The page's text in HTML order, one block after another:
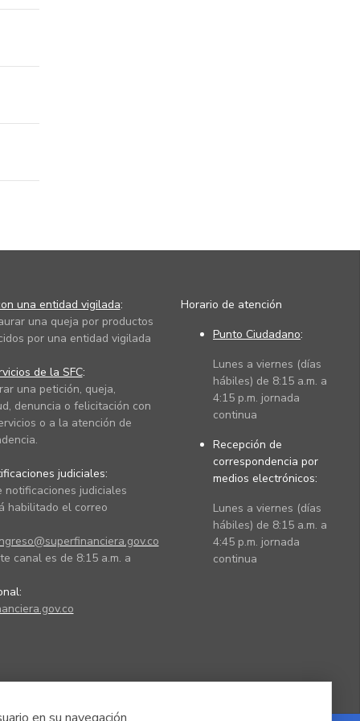
una entidad vigilada:
una queja por productos
por una entidad vigilada
de la SFC:
una petición, queja,
denuncia o felicitación con
o a la atención de
judiciales:
notificaciones judiciales
habilitado el correo
canal es de 8:15 a.m. a
Horario de atención
Punto Ciudadano:
Lunes a viernes (días
hábiles) de 8:15 a.m. a
4:15 p.m. jornada
continua
Recepción de
correspondencia por
medios electrónicos:
Lunes a viernes (días
hábiles) de 8:15 a.m. a
4:45 p.m. jornada
continua